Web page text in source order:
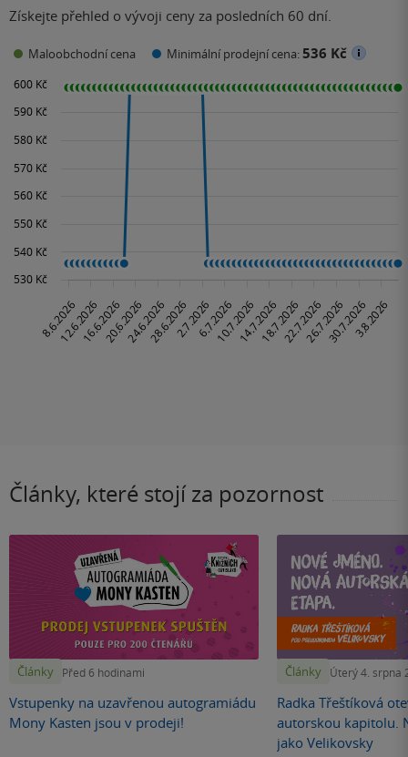
Získejte přehled o vývoji ceny za posledních 60 dní.
Maloobchodní cena Minimální prodejní cena:536 Kč
Články, které stojí za pozornost
Články Před 6 hodinami
Vstupenky na uzavřenou autogramiádu
Mony Kasten jsou v prodeji!
Články Úterý 4. srpna
Radka Třeštíková
autorskou kapitolu.
jako Velikovsky